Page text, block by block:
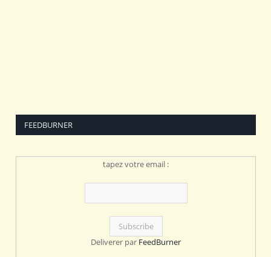
FEEDBURNER
tapez votre email :
Deliverer par FeedBurner